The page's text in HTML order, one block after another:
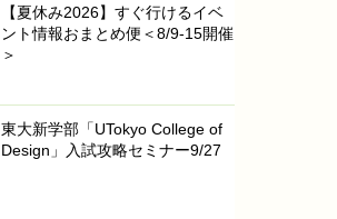
【夏休み2026】すぐ行けるイベ
ント情報おまとめ便＜8/9-15開催
＞
東大新学部「UTokyo College of
Design」入試攻略セミナー9/27